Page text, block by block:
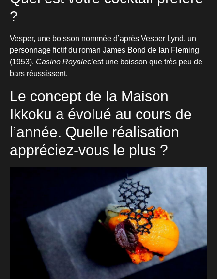
?
Vesper, une boisson nommée d’après Vesper Lynd, un
personnage fictif du roman James Bond de Ian Fleming
(1953). Casino Royalec’est une boisson que très peu de
bars réussissent.
Le concept de la Maison
Ikkoku a évolué au cours de
l’année. Quelle réalisation
appréciez-vous le plus ?